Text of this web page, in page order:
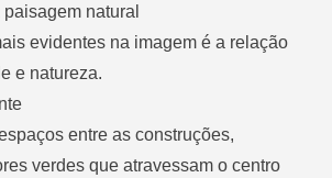
natural
evidentes na imagem é a relação
e natureza.
entre as construções,
verdes que atravessam o centro